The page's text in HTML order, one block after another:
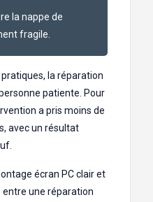
la nappe de
fragile.
la réparation
patiente. Pour
a pris moins de
avec un résultat
écran PC clair et
une réparation